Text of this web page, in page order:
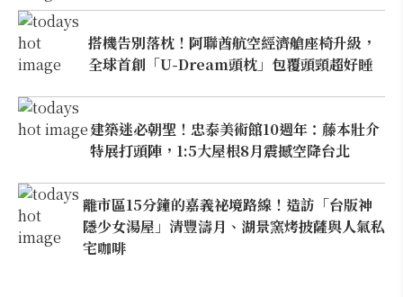
搭機告別落枕！阿聯酋航空經濟艙座椅升級，
全球首創「U-Dream頭枕」包覆頭頸超好睡
建築迷必朝聖！忠泰美術館10週年：藤本壯介
特展打頭陣，1:5大屋根8月震撼空降台北
離市區15分鐘的嘉義祕境路線！造訪「台版神
隱少女湯屋」清豐濤月、湖景窯烤披薩與人氣私
宅咖啡